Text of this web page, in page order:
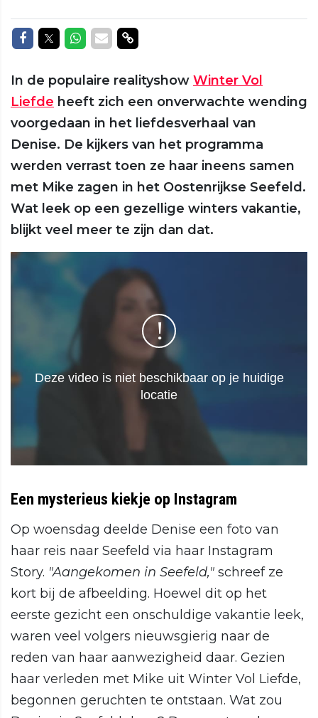
Delen op Facebook
Delen op Twitter
Delen op Whatsapp
Delen via Mail
Delen via link
In de populaire realityshow Winter Vol
Liefde heeft zich een onverwachte wending
voorgedaan in het liefdesverhaal van
Denise. De kijkers van het programma
werden verrast toen ze haar ineens samen
met Mike zagen in het Oostenrijkse Seefeld.
Wat leek op een gezellige winters vakantie,
blijkt veel meer te zijn dan dat.
Een mysterieus kiekje op Instagram
Op woensdag deelde Denise een foto van
haar reis naar Seefeld via haar Instagram
Story. "Aangekomen in Seefeld," schreef ze
kort bij de afbeelding. Hoewel dit op het
eerste gezicht een onschuldige vakantie leek,
waren veel volgers nieuwsgierig naar de
reden van haar aanwezigheid daar. Gezien
haar verleden met Mike uit Winter Vol Liefde,
begonnen geruchten te ontstaan. Wat zou